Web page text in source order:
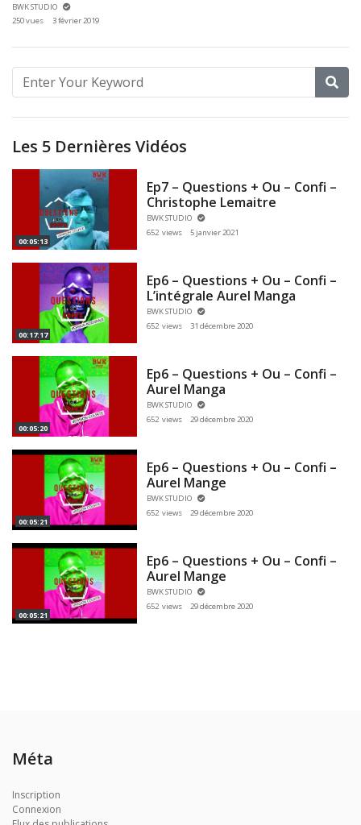
BWK STUDIO
250 vues
3 février 2019
Les 5 Dernières Vidéos
00:05:13
Ep7 – Questions + Ou – Confi –
Christophe Lemaitre
BWK STUDIO
652 views
5 janvier 2021
00:17:17
Ep6 – Questions + Ou – Confi –
L’intégrale Aurel Manga
BWK STUDIO
652 views
31 décembre 2020
00:05:20
Ep6 – Questions + Ou – Confi –
Aurel Manga
BWK STUDIO
652 views
29 décembre 2020
00:05:21
Ep6 – Questions + Ou – Confi –
Aurel Mange
BWK STUDIO
652 views
29 décembre 2020
00:05:21
Ep6 – Questions + Ou – Confi –
Aurel Mange
BWK STUDIO
652 views
29 décembre 2020
Méta
Inscription
Connexion